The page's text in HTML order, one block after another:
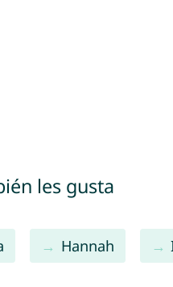
les gusta
Hannah